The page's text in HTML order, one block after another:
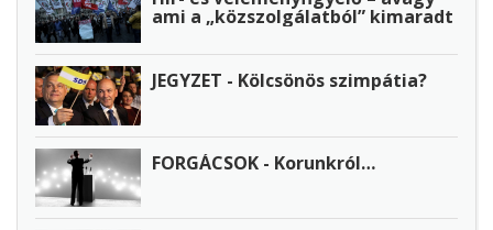
ami a „közszolgálatból” kimaradt
JEGYZET - Kölcsönös szimpátia?
FORGÁCSOK - Korunkról…